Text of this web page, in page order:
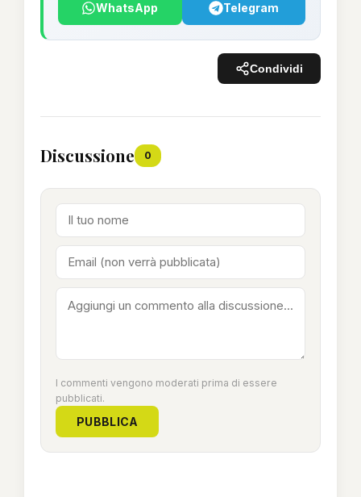
WhatsApp Telegram
Condividi
Discussione 0
I commenti vengono moderati prima di essere
pubblicati.
PUBBLICA